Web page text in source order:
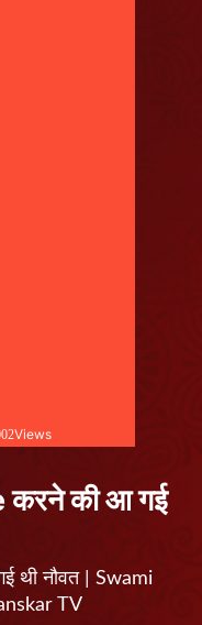
Views
करने की आ गई
थी नौवत | Swami
TV